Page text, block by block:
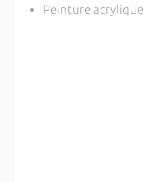
Peinture acrylique